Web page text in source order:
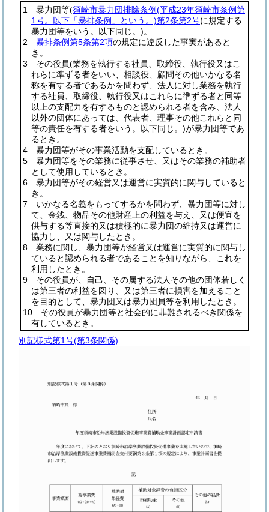
1 暴力団等(須崎市暴力団排除条例(平成23年須崎市条例第
1号。以下「暴排条例」という。)第2条第2号に規定する
暴力団等をいう。以下同じ。)。
2 暴排条例第5条第2項の規定に違反した事実があると
き。
3 その役員(業務を執行する社員、取締役、執行役又はこ
れらに準ずる者をいい、相談役、顧問その他いかなる名
称を有する者であるかを問わず、法人に対し業務を執行
する社員、取締役、執行役又はこれらに準ずる者と同等
以上の支配力を有するものと認められる者を含み、法人
以外の団体にあっては、代表者、理事その他これらと同
等の責任を有する者をいう。以下同じ。)が暴力団等であ
るとき。
4 暴力団等がその事業活動を支配しているとき。
5 暴力団等をその業務に従事させ、又はその業務の補助者
として使用しているとき。
6 暴力団等がその経営又は運営に実質的に関与していると
き。
7 いかなる名義をもってするかを問わず、暴力団等に対し
て、金銭、物品その他財産上の利益を与え、又は便宜を
供与する等直接的又は積極的に暴力団の維持又は運営に
協力し、又は関与したとき。
8 業務に関し、暴力団等が経営又は運営に実質的に関与し
ていると認められる者であることを知りながら、これを
利用したとき。
9 その役員が、自己、その属する法人その他の団体若しく
は第三者の利益を図り、又は第三者に損害を加えること
を目的として、暴力団又は暴力団員等を利用したとき。
10 その役員が暴力団等と社会的に非難されるべき関係を
有しているとき。
別記様式第1号(第3条関係)